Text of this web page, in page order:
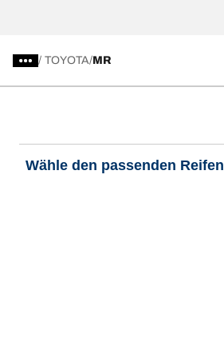
/ TOYOTA MR
Wähle den passenden Reifen